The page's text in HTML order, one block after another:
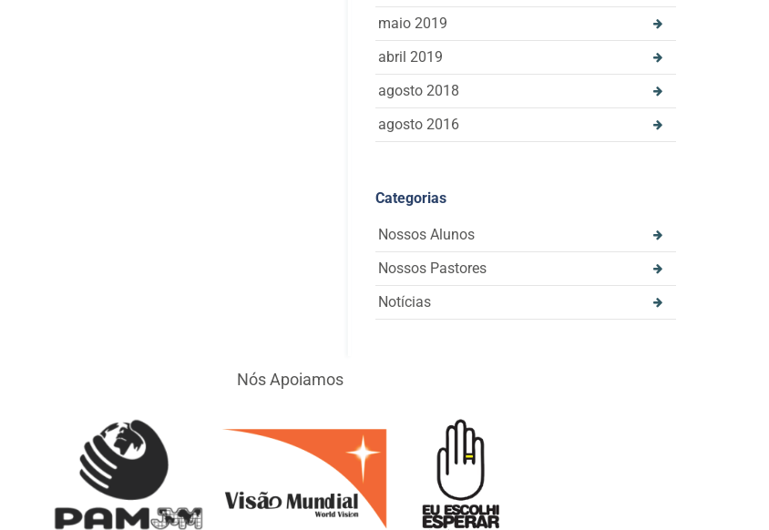
maio 2019
abril 2019
agosto 2018
agosto 2016
Categorias
Nossos Alunos
Nossos Pastores
Notícias
Nós Apoiamos